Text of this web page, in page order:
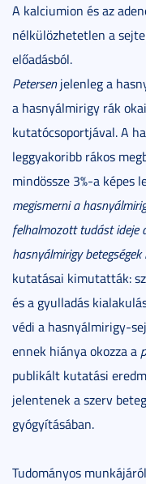
A kalciumion és az
nélkülözhetetlen a
előadásból.
Petersenjelenleg a
a hasnyálmirigy rák
kutatócsoportjával. A
leggyakoribb rákos
mindössze 3%-a képes
megismerni a
felhalmozott tudást ideje
hasnyálmirigy betegségek
kutatásai kimutatták:
és a gyulladás
védi a hasnyálmirigy-
ennek hiánya okozza a
publikált kutatási
jelentenek a szerv
gyógyításában.
Tudományos